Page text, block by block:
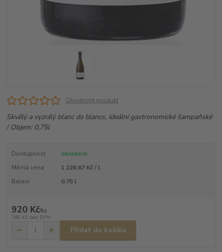
Ohodnotit produkt
Skvělý a vyzrálý blanc de blancs, ideální gastronomické šampaňské
/ Objem: 0,75l
Dostupnost
Skladem
Měrná cena
1 226,67 Kč / l
Balení
0.75 l
920 Kč/ks
760 Kč bez DPH
Přidat do košíku